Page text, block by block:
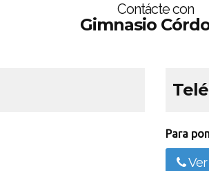
Contácte con
Gimnasio
Para
Ver